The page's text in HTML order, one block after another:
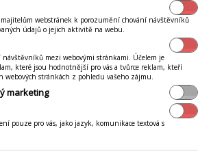
se zobrazují na stole všechny
obsluhy ze stolu. Nastavení je
v detaile stolu může hodnotit jídla a
platit v detaile stolu vybrat platidlo.
v detaile stolu je možné
platit v detaile stolu vybrat platidlo.
platit v detaile stolu vybrat platidlo.
z detailu stolu vytvořené
majitelům webstránek k porozumění chování návštěvníků
údajů o jejich aktivitě na webu.
návštěvníků mezi webovými stránkami. Účelem je
které jsou hodnotnější pro vás a tvůrce reklam, kteří
stránkách z pohledu vašeho zájmu.
marketing
pouze pro vás, jako jazyk, komunikace textová s